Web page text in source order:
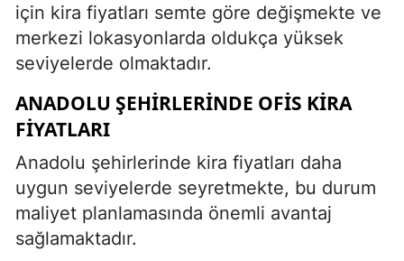
için kira fiyatları semte göre değişmekte ve
merkezi lokasyonlarda oldukça yüksek
seviyelerde olmaktadır.
ANADOLU ŞEHIRLERINDE OFIS KIRA
FIYATLARI
Anadolu şehirlerinde kira fiyatları daha
uygun seviyelerde seyretmekte, bu durum
maliyet planlamasında önemli avantaj
sağlamaktadır.